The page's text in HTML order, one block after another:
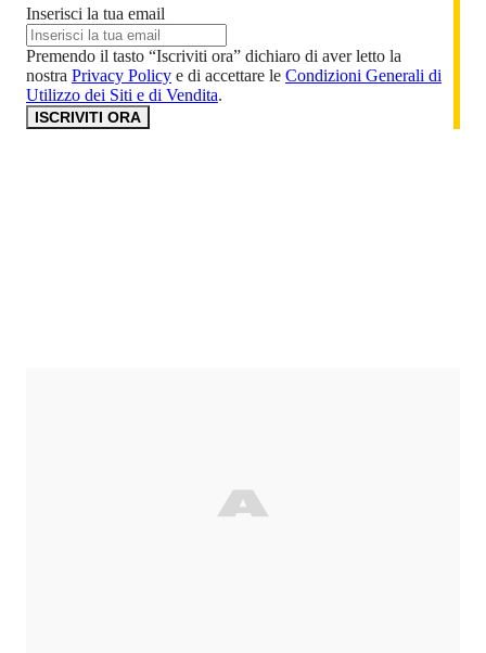
Inserisci la tua email
Premendo il tasto “Iscriviti ora” dichiaro di aver letto la
nostra Privacy Policy e di accettare le Condizioni Generali di
Utilizzo dei Siti e di Vendita.
ISCRIVITI ORA